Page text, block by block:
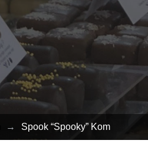
→ Spook “Spooky” Kom